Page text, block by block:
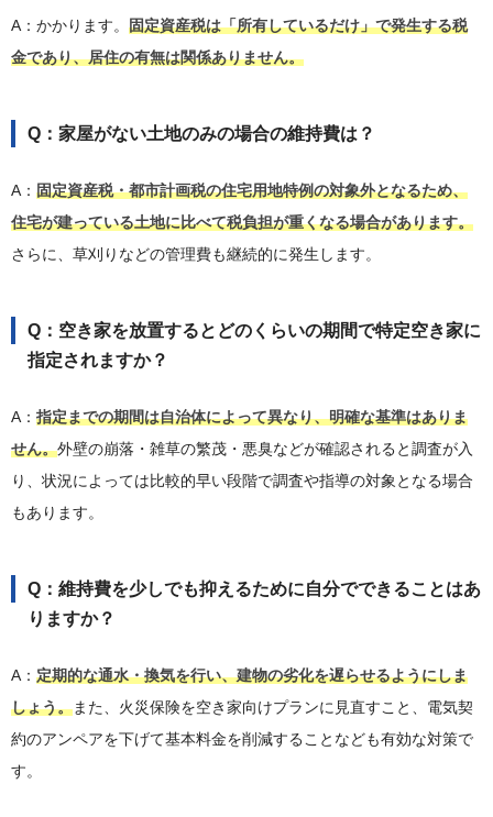
A：かかります。 固定資産税は「所有しているだけ」で発生する税
金であり、居住の有無は関係ありません。
Q：家屋がない土地のみの場合の維持費は？
A： 固定資産税・都市計画税の住宅用地特例の対象外となるため、
住宅が建っている土地に比べて税負担が重くなる場合があります。
さらに、草刈りなどの管理費も継続的に発生します。
Q：空き家を放置するとどのくらいの期間で特定空き家に
指定されますか？
A： 指定までの期間は自治体によって異なり、明確な基準はありま
せん。外壁の崩落・雑草の繁茂・悪臭などが確認されると調査が入
り、状況によっては比較的早い段階で調査や指導の対象となる場合
もあります。
Q：維持費を少しでも抑えるために自分でできることはあ
りますか？
A： 定期的な通水・換気を行い、建物の劣化を遅らせるようにしま
しょう。また、火災保険を空き家向けプランに見直すこと、電気契
約のアンペアを下げて基本料金を削減することなども有効な対策で
す。